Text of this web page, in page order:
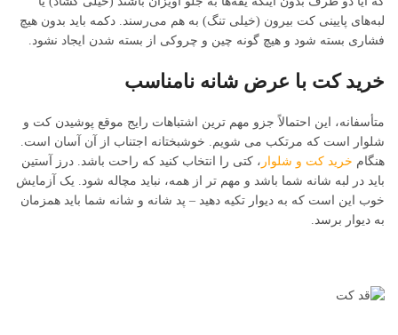
لبه‌های پایینی کت بیرون (خیلی تنگ) به هم می‌رسند. دکمه باید بدون هیچ
فشاری بسته شود و هیچ گونه چین و چروکی از بسته شدن ایجاد نشود.
خرید کت با عرض شانه نامناسب
متأسفانه، این احتمالاً جزو مهم ترین اشتباهات رایج موقع پوشیدن کت و
شلوار است که مرتکب می شویم. خوشبختانه اجتناب از آن آسان است.
هنگام خرید کت و شلوار ، کتی را انتخاب کنید که راحت باشد. درز آستین
باید در لبه شانه شما باشد و مهم تر از همه، نباید مچاله شود. یک آزمایش
خوب این است که به دیوار تکیه دهید – پد شانه و شانه شما باید همزمان
به دیوار برسد.